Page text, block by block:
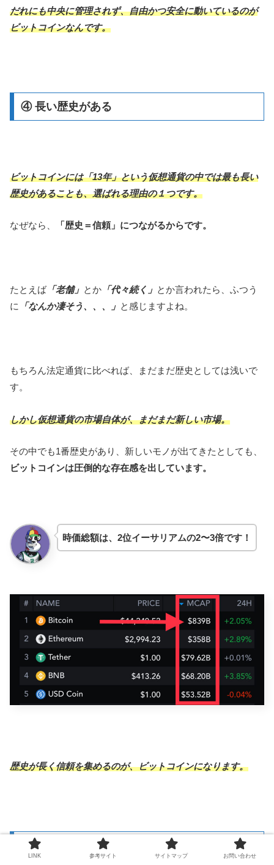
だれにも中央に管理されず、自由かつ安全に動いているのが
ビットコインなんです。
④ 長い歴史がある
ビットコインには「13年」という仮想通貨の中では最も長い
歴史があることも、選ばれる理由の１つです。
なぜなら、 「歴史＝信頼」につながるからです。
たとえば「老舗」 とか 「代々続く」 とか言われたら、ふつう
に
「なんか凄そう、、、」 と感じますよね。
もちろん法定通貨に比べれば、まだまだ歴史としては浅いで
す。
しかし仮想通貨の市場自体が、まだまだ新しい市場。
その中でも1番歴史があり、新しいモノが出てきたとしても、
ビットコインは圧倒的な存在感を出しています。
時価総額は、2位イーサリアムの2〜3倍です！
歴史が長く信頼を集めるのが、ビットコインになります。
⑤ 最新テクノロジーに触れる
LINK 参考サイト サイトマップ お問い合わせ